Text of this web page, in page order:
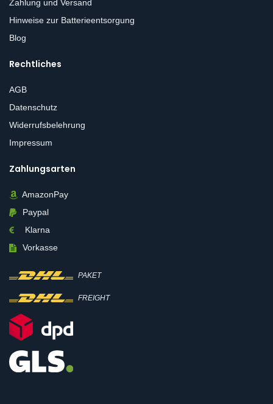
Zahlung und Versand
Hinweise zur Batterieentsorgung
Blog
Rechtliches
AGB
Datenschutz
Widerrufsbelehrung
Impressum
Zahlungsarten
AmazonPay
Paypal
Klarna
Vorkasse
PAKET
FREIGHT